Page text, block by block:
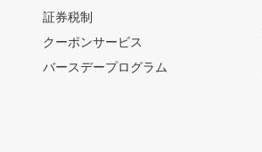
証券税制
クーポンサービス
バースデープログラム